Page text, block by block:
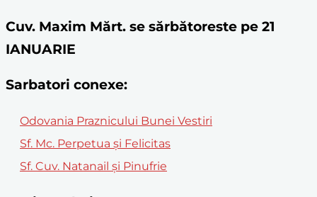
Cuv. Maxim Mărt. se sărbătoreste pe 21
IANUARIE
Sarbatori conexe:
Odovania Praznicului Bunei Vestiri
Sf. Mc. Perpetua și Felicitas
Sf. Cuv. Natanail și Pinufrie